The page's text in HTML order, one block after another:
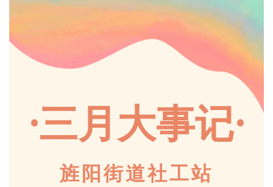
·三月大事记·
旌阳街道社工站